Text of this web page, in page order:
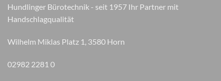
Hundlinger Bürotechnik - seit 1957 Ihr Partner mit
Handschlagqualität
Wilhelm Miklas Platz 1, 3580 Horn
02982 2281 0